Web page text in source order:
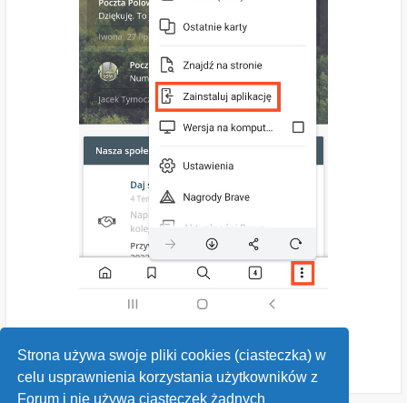
Strona używa swoje pliki cookies (ciasteczka) w
celu usprawnienia korzystania użytkowników z
Forum i nie używa ciasteczek żadnych